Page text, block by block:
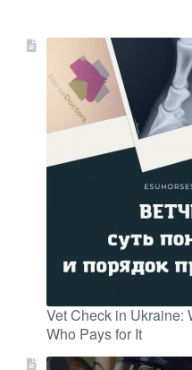
Vet Check in Ukraine:
Who Pays for It